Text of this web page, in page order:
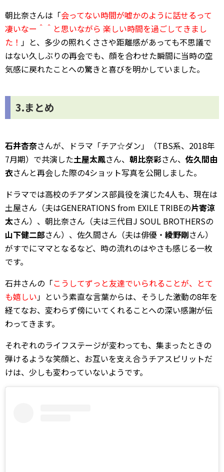
朝比奈さんは「会ってない時間が嘘かのように話せるって
凄いなー＾＾と思いながら 楽しい時間を過ごしてきまし
た！ 」と、多少の照れくささや距離感があっても不思議で
はない久しぶりの再会でも、顔を合わせた瞬間に当時の空
気感に戻れたことへの驚きと喜びを明かしていました。
3.まとめ
石井杏奈さんが、ドラマ「チア☆ダン」（TBS系、2018年
7月期）で共演した土屋太鳳さん、 朝比奈彩さん、 佐久間由
衣さんと再会した際の4ショット写真を公開しました。
ドラマでは高校のチアダンス部員役を演じた4人も、現在は
土屋さん（夫はGENERATIONS from EXILE TRIBEの片寄涼
太さん）、朝比奈さん（夫は三代目J SOUL BROTHERSの
山下健二郎さん）、佐久間さん（夫は俳優・ 綾野剛さん）
がすでにママとなるなど、時の流れのはやさも感じる一枚
です。
石井さんの「こうしてずっと友達でいられることが、とて
も嬉しい 」という素直な言葉からは、そうした激動の8年を
経てなお、変わらず傍にいてくれることへの深い感謝が伝
わってきます。
それぞれのライフステージが変わっても、集まったときの
弾けるような笑顔と、お互いを支え合うチアスピリットだ
けは、少しも変わっていないようです。